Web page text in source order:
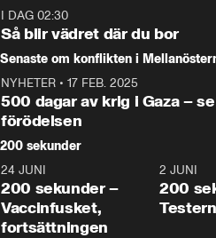
Moderaterna ska locka
väljare till valet i höst.
I DAG 02:30
Så blir vädret där du bor
Senaste om konflikten i
NYHETER • 17 FEB. 2025
500 dagar av krig i Gaza – se
förödelsen
200 sekunder
5:00
24 JUNI
200 sekunder –
Vaccinfusket,
fortsättningen
2 JUNI
200